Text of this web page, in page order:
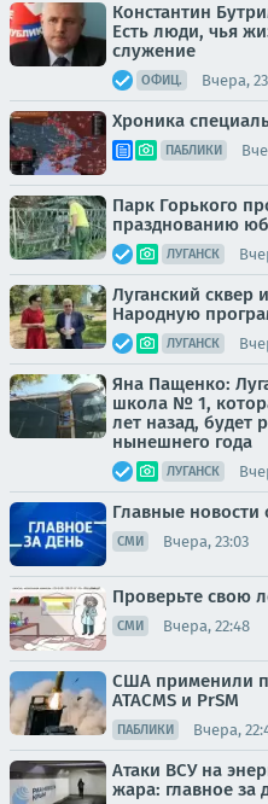
Константин
Есть люди, чья
служение
ОФИЦ. Вчера,
Хроника
ПАБЛИКИ
Парк Горького
празднованию
ЛУГАНСК
Луганский сквер
Народную
ЛУГАНСК
Яна Пащенко:
школа № 1,
лет назад, будет
нынешнего года
ЛУГАНСК
Главные новости
СМИ Вчера, 23:03
Проверьте свою
СМИ Вчера, 22:48
США применили
ATACMS и PrSM
ПАБЛИКИ Вчера,
Атаки ВСУ на
жара: главное за